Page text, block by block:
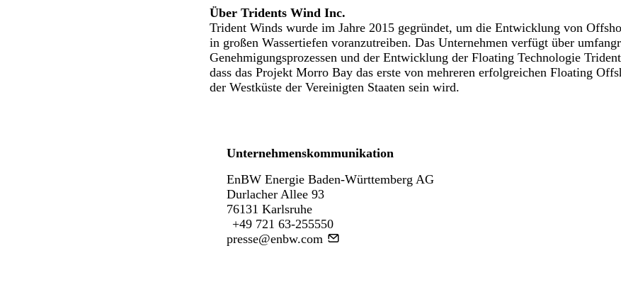
Über Tridents Wind Inc.
Trident Winds wurde im Jahre 2015 gegründet, um die Entwicklung von
in großen Wassertiefen voranzutreiben. Das Unternehmen verfügt über
Genehmigungsprozessen und der Entwicklung der Floating Technologie
dass das Projekt Morro Bay das erste von mehreren erfolgreichen Floating
der Westküste der Vereinigten Staaten sein wird.
Unternehmenskommunikation
EnBW Energie Baden-Württemberg AG
Durlacher Allee 93
76131 Karlsruhe
+49 721 63-255550
presse@enbw.com